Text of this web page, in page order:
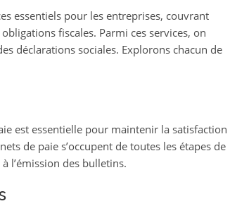
essentiels pour les entreprises, couvrant
fiscales. Parmi ces services, on
déclarations sociales. Explorons chacun de
est essentielle pour maintenir la satisfaction
de paie s’occupent de toutes les étapes de
l’émission des bulletins.